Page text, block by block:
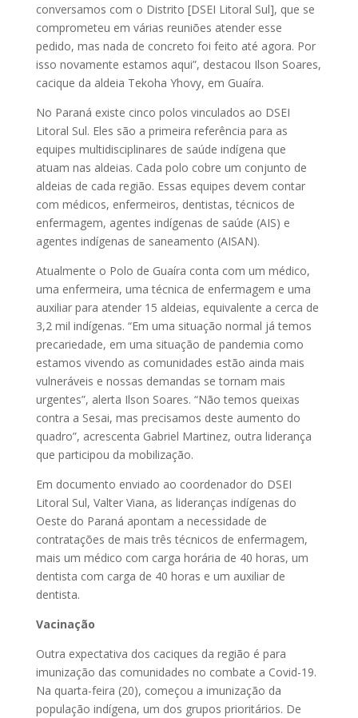
conversamos com o Distrito [DSEI Litoral Sul], que se
comprometeu em várias reuniões atender esse
pedido, mas nada de concreto foi feito até agora. Por
isso novamente estamos aqui”, destacou Ilson Soares,
cacique da aldeia Tekoha Yhovy, em Guaíra.
No Paraná existe cinco polos vinculados ao DSEI
Litoral Sul. Eles são a primeira referência para as
equipes multidisciplinares de saúde indígena que
atuam nas aldeias. Cada polo cobre um conjunto de
aldeias de cada região. Essas equipes devem contar
com médicos, enfermeiros, dentistas, técnicos de
enfermagem, agentes indígenas de saúde (AIS) e
agentes indígenas de saneamento (AISAN).
Atualmente o Polo de Guaíra conta com um médico,
uma enfermeira, uma técnica de enfermagem e uma
auxiliar para atender 15 aldeias, equivalente a cerca de
3,2 mil indígenas. “Em uma situação normal já temos
precariedade, em uma situação de pandemia como
estamos vivendo as comunidades estão ainda mais
vulneráveis e nossas demandas se tornam mais
urgentes”, alerta Ilson Soares. “Não temos queixas
contra a Sesai, mas precisamos deste aumento do
quadro”, acrescenta Gabriel Martinez, outra liderança
que participou da mobilização.
Em documento enviado ao coordenador do DSEI
Litoral Sul, Valter Viana, as lideranças indígenas do
Oeste do Paraná apontam a necessidade de
contratações de mais três técnicos de enfermagem,
mais um médico com carga horária de 40 horas, um
dentista com carga de 40 horas e um auxiliar de
dentista.
Vacinação
Outra expectativa dos caciques da região é para
imunização das comunidades no combate a Covid-19.
Na quarta-feira (20), começou a imunização da
população indígena, um dos grupos prioritários. De